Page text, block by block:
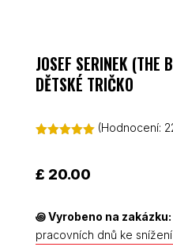
JOSEF SERINEK (THE
DĚTSKÉ TRIČKO
základě
hodnocení
(Hodnocení:
£ 20.00
꩜Vyrobeno na zakázku:
pracovních dnů ke